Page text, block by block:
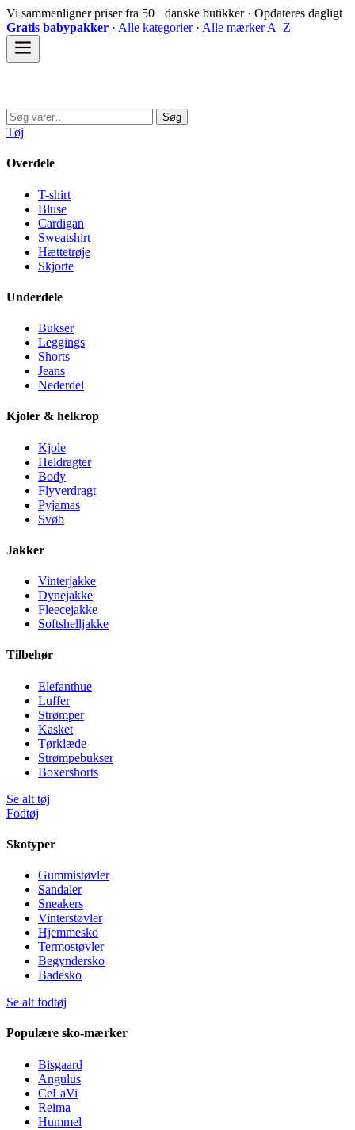
Spring
til
indhold
Vi sammenligner priser fra 50+ danske butikker · Opdateres dagligt
Gratis babypakker · Alle kategorier· Alle mærker A–Z
Søg
efter:
Søg
Tøj
Overdele
T-shirt
Bluse
Cardigan
Sweatshirt
Hættetrøje
Skjorte
Underdele
Bukser
Leggings
Shorts
Jeans
Nederdel
Kjoler & helkrop
Kjole
Heldragter
Body
Flyverdragt
Pyjamas
Svøb
Jakker
Vinterjakke
Dynejakke
Fleecejakke
Softshelljakke
Tilbehør
Elefanthue
Luffer
Strømper
Kasket
Tørklæde
Strømpebukser
Boxershorts
Se alt tøj
Fodtøj
Skotyper
Gummistøvler
Sandaler
Sneakers
Vinterstøvler
Hjemmesko
Termostøvler
Begyndersko
Badesko
Se alt fodtøj
Populære sko-mærker
Bisgaard
Angulus
CeLaVi
Reima
Hummel